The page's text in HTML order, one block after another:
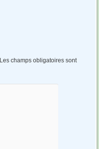
Les champs obligatoires sont